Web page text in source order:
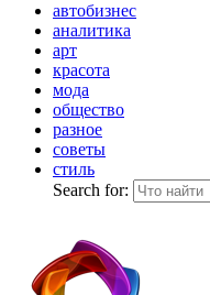
автобизнес
аналитика
арт
красота
мода
общество
разное
советы
стиль
Search for: